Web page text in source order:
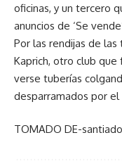
oficinas, y un tercero
anuncios de ‘Se
Por las rendijas de
Kaprich, otro club
verse tuberías
desparramados por el
TOMADO DE-